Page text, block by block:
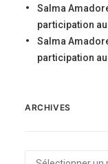
Salma
participation
Salma
participation
ARCHIVES
Archives